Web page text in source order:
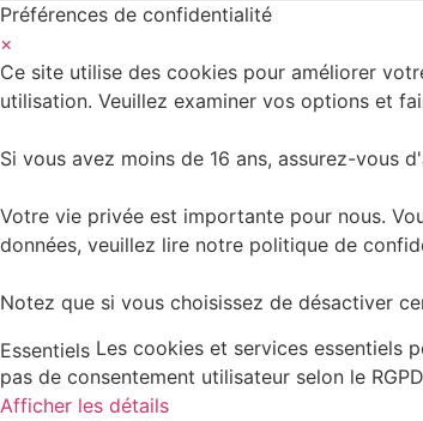
Préférences de confidentialité
×
Ce site utilise des cookies pour améliorer
utilisation. Veuillez examiner vos options et
Si vous avez moins de 16 ans, assurez-vous
Votre vie privée est importante pour nous.
données, veuillez lire notre politique de
Notez que si vous choisissez de désactiver
Essentiels Les cookies et services essentiels
pas de consentement utilisateur selon le
Afficher les détails